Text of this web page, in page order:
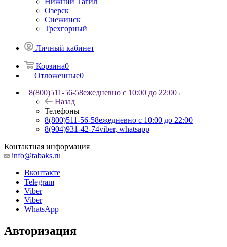
Озерск
Снежинск
Трехгорный
Личный кабинет
Корзина0
Отложенные0
8(800)511-56-58ежедневно с 10:00 до 22:00
Назад
Телефоны
8(800)511-56-58ежедневно с 10:00 до 22:00
8(904)931-42-74viber, whatsapp
Контактная информация
info@tabaks.ru
Вконтакте
Telegram
Viber
Viber
WhatsApp
Авторизация